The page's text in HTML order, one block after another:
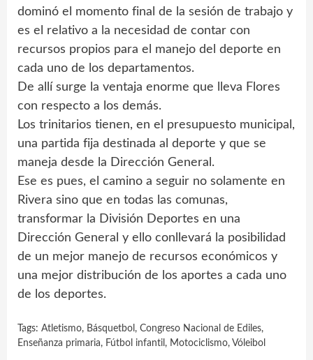
dominó el momento final de la sesión de trabajo y
es el relativo a la necesidad de contar con
recursos propios para el manejo del deporte en
cada uno de los departamentos.
De allí surge la ventaja enorme que lleva Flores
con respecto a los demás.
Los trinitarios tienen, en el presupuesto municipal,
una partida fija destinada al deporte y que se
maneja desde la Dirección General.
Ese es pues, el camino a seguir no solamente en
Rivera sino que en todas las comunas,
transformar la División Deportes en una
Dirección General y ello conllevará la posibilidad
de un mejor manejo de recursos económicos y
una mejor distribución de los aportes a cada uno
de los deportes.
Tags: Atletismo, Básquetbol , Congreso Nacional de Ediles,
Enseñanza primaria, Fútbol infantil , Motociclismo, Vóleibol